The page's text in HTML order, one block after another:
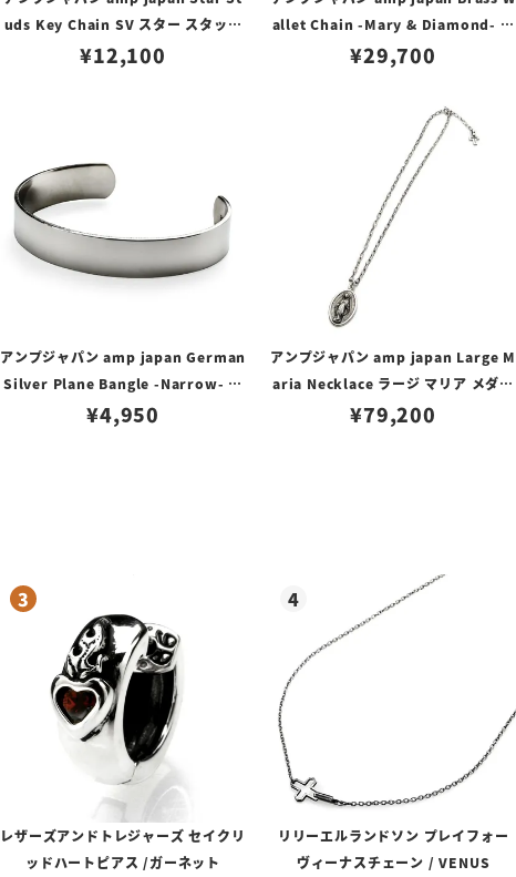
uds Key Chain SV スター スタッズ
キーチェーン/シルバー
¥12,100
allet Chain -Mary & Diamond- ブ
ラス マリアメダイ ウォレットチェー
¥29,700
アンプジャパン amp japan German
Silver Plane Bangle -Narrow- ジ
ャーマン シルバー プレーン バングル
¥4,950
アンプジャパン amp japan Large M
aria Necklace ラージ マリア メダイ
ネックレス
¥79,200
レザーズアンドトレジャーズ セイクリ
ッドハートピアス /ガーネット
リリーエルランドソン プレイフォー
ヴィーナスチェーン / VENUS